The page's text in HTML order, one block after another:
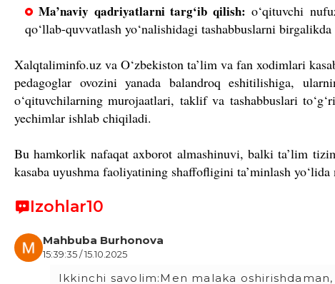
Ma’naviy qadriyatlarni targ‘ib qilish: o‘qituvchi
qo‘llab-quvvatlash yo‘nalishidagi tashabbuslarni
Xalqtaliminfo.uz va O‘zbekiston ta’lim va fan xodimlari
pedagoglar ovozini yanada balandroq eshitilishiga,
o‘qituvchilarning murojaatlari, taklif va tashabbuslari
yechimlar ishlab chiqiladi.
Bu hamkorlik nafaqat axborot almashinuvi, balki ta’lim
kasaba uyushma faoliyatining shaffofligini ta’minlash
Izohlar10
Mahbuba Burhonova
15:39:35 / 15.10.2025
Ikkinchi savolim:Men malaka